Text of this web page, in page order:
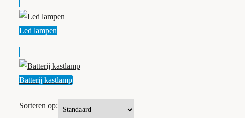
Led lampen
Batterij kastlamp
Sorteren op: